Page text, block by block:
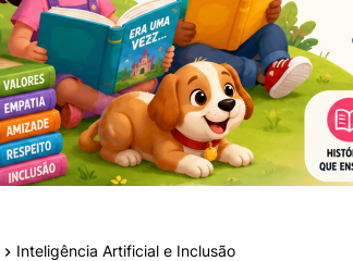
Inteligência Artificial e Inclusão